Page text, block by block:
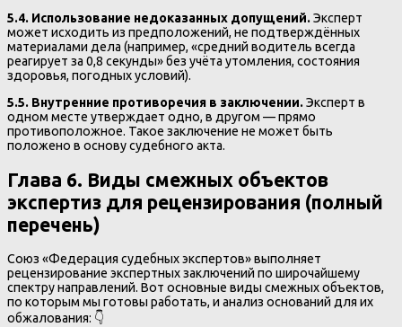
5.4. Использование недоказанных допущений.Эксперт
может исходить из предположений, не подтверждённых
материалами дела (например, «средний водитель всегда
реагирует за 0,8 секунды» без учёта утомления, состояния
здоровья, погодных условий).
5.5. Внутренние противоречия в заключении.Эксперт в
одном месте утверждает одно, в другом — прямо
противоположное. Такое заключение не может быть
положено в основу судебного акта.
Глава 6. Виды смежных объектов
экспертиз для рецензирования (полный
перечень)
Союз «Федерация судебных экспертов» выполняет
рецензирование экспертных заключений по широчайшему
спектру направлений. Вот основные виды смежных объектов,
по которым мы готовы работать, и анализ оснований для их
обжалования: 👇